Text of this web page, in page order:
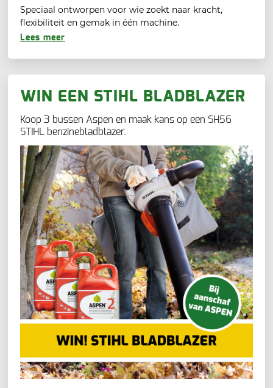
Speciaal ontworpen voor wie zoekt naar kracht,
flexibiliteit en gemak in één machine.
Lees meer
WIN EEN STIHL BLADBLAZER
Koop 3 bussen Aspen en maak kans op een SH56
STIHL benzinebladblazer.